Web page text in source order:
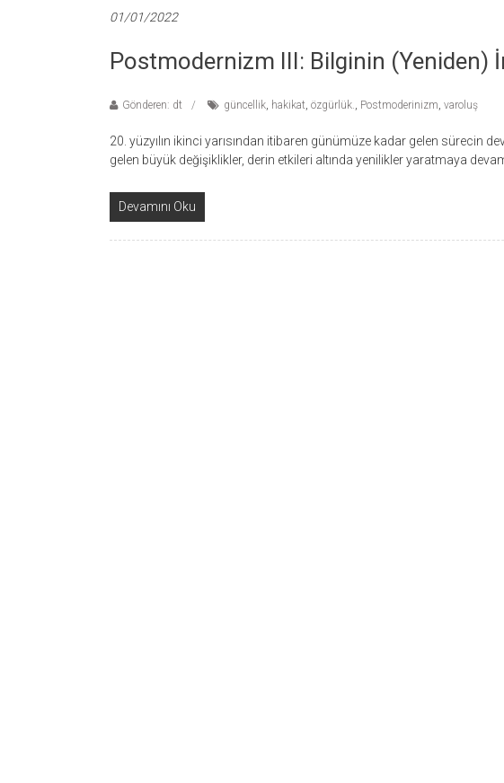
01/01/2022
Postmodernizm III: Bilginin (Yeniden)
Gönderen: dt güncellik, hakikat, özgürlük., Postmoderinizm, varoluş
20. yüzyılın ikinci yarısından itibaren günümüze kadar gelen sürecin
gelen büyük değişiklikler, derin etkileri altında yenilikler yaratmaya
Devamını Oku